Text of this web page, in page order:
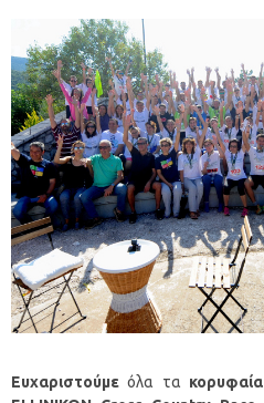
Ευχαριστούμεόλα τα κορυφαία